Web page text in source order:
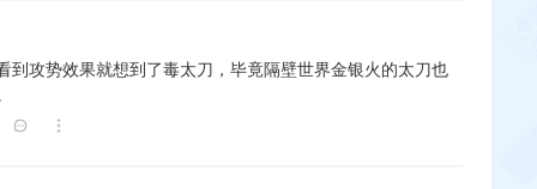
到攻势效果就想到了毒太刀，毕竟隔壁世界金银火的太刀也